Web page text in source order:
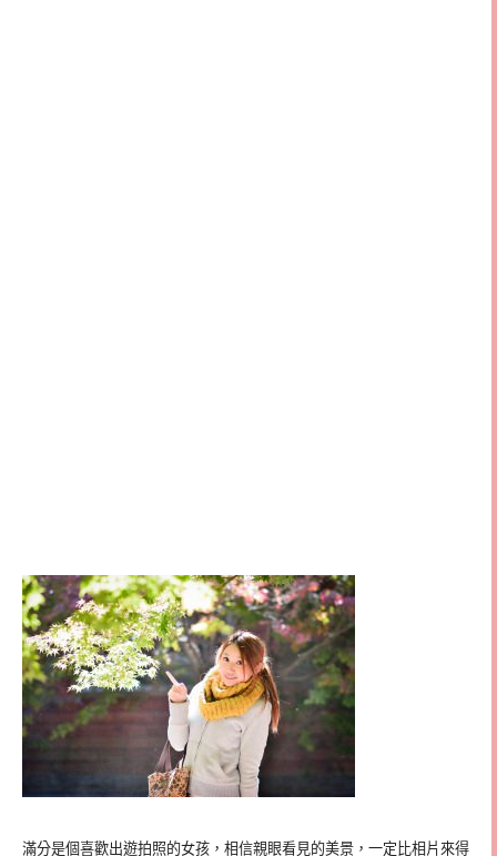
滿分是個喜歡出遊拍照的女孩，相信親眼看見的美景，一定比相片來得